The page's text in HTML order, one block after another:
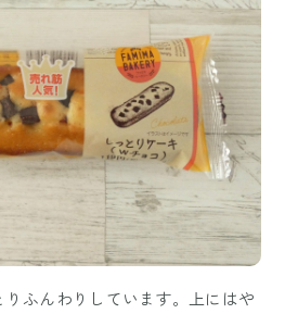
ふんわりしています。上にはや